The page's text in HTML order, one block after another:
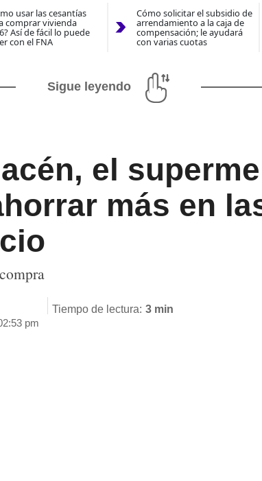
usar las cesantías
comprar vivienda
Así de fácil lo puede
con el FNA
Cómo solicitar el subsidio de
arrendamiento a la caja de
compensación; le ayudará
con varias cuotas
Sigue leyendo
el
más en
pm
Tiempo de lectura: 3 min